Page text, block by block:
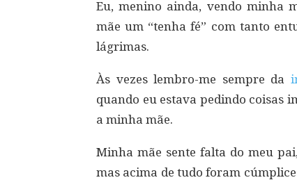
Eu, menino ainda, vendo minha
mãe um “tenha fé” com tanto
lágrimas.
Às vezes lembro-me sempre da
quando eu estava pedindo coisas
a minha mãe.
Minha mãe sente falta do meu
mas acima de tudo foram